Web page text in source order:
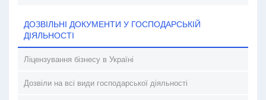
ДОЗВІЛЬНІ ДОКУМЕНТИ У ГОСПОДАРСЬКІЙ
ДІЯЛЬНОСТІ
Ліцензування бізнесу в Україні
Дозвіли на всі види господарської діяльності